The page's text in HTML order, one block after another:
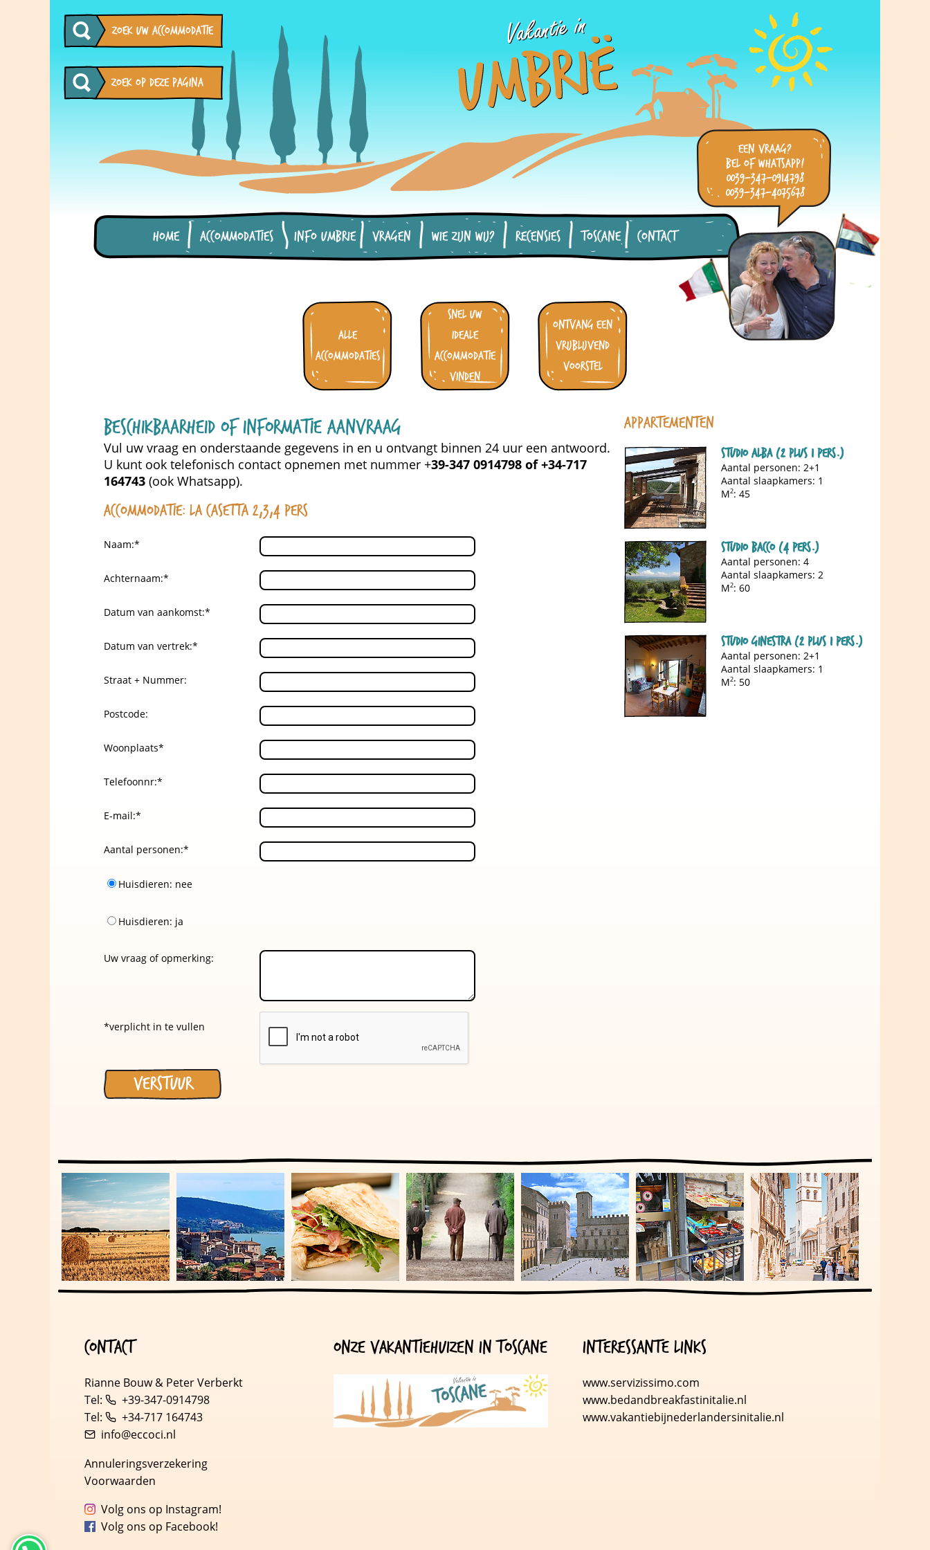
zoek uw accommodatie
een vraag?
bel of WhatsApp!
0039-347-0914798
0039-347-4075678
Home Accommodaties Info Umbrie Vragen Wie zijn wij? Recensies Toscane Contact
alle
accommodaties
snel uw
ideale
accommodatie
vinden
ontvang een
vrijblijvend
voorstel
Beschikbaarheid of informatie aanvraag
Vul uw vraag en onderstaande gegevens in en u ontvangt binnen 24 uur een antwoord.
U kunt ook telefonisch contact opnemen met nummer +39-347 0914798 of +34-717
164743 (ook Whatsapp).
Accommodatie: La Casetta 2,3,4 pers
Naam:*
Achternaam:*
Datum van aankomst:*
Datum van vertrek:*
Straat + Nummer:
Postcode:
Woonplaats*
Telefoonnr:*
E-mail:*
Aantal personen:*
Huisdieren: nee
Huisdieren: ja
Uw vraag of opmerking:
*verplicht in te vullen
Appartementen
Studio Alba (2 plus 1 pers.)
Aantal personen: 2+1
Aantal slaapkamers: 1
M2: 45
Studio Bacco (4 pers.)
Aantal personen: 4
Aantal slaapkamers: 2
M2: 60
Studio Ginestra (2 plus 1 pers.)
Aantal personen: 2+1
Aantal slaapkamers: 1
M2: 50
Contact
Rianne Bouw & Peter Verberkt
Tel:
+39-347-0914798
Tel:
+34-717 164743
info@eccoci.nl
Annuleringsverzekering
Voorwaarden
Volg ons op Instagram!
Volg ons op Facebook!
Onze vakantiehuizen in Toscane Interessante links
www.servizissimo.com
www.bedandbreakfastinitalie.nl
www.vakantiebijnederlandersinitalie.nl